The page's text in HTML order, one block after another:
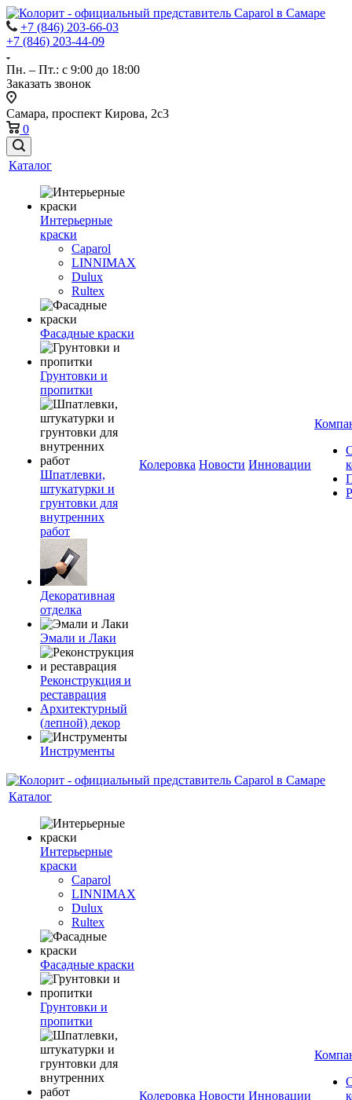
+7 (846) 203-66-03
+7 (846) 203-44-09
Пн. – Пт.: с 9:00 до 18:00
Заказать звонок
Самара, проспект Кирова, 2с3
0
Каталог
Интерьерные
краски
Caparol
LINNIMAX
Dulux
Rultex
Фасадные краски
Грунтовки и
пропитки
Шпатлевки,
штукатурки и
грунтовки для
внутренних
работ
Декоративная
отделка
Эмали и Лаки
Реконструкция и
реставрация
Архитектурный
(лепной) декор
Инструменты
Колеровка Новости Инновации
Каталог
Интерьерные
краски
Caparol
LINNIMAX
Dulux
Rultex
Фасадные краски
Грунтовки и
пропитки
Колеровка Новости Инновации